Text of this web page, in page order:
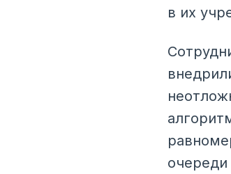
в их
очереди